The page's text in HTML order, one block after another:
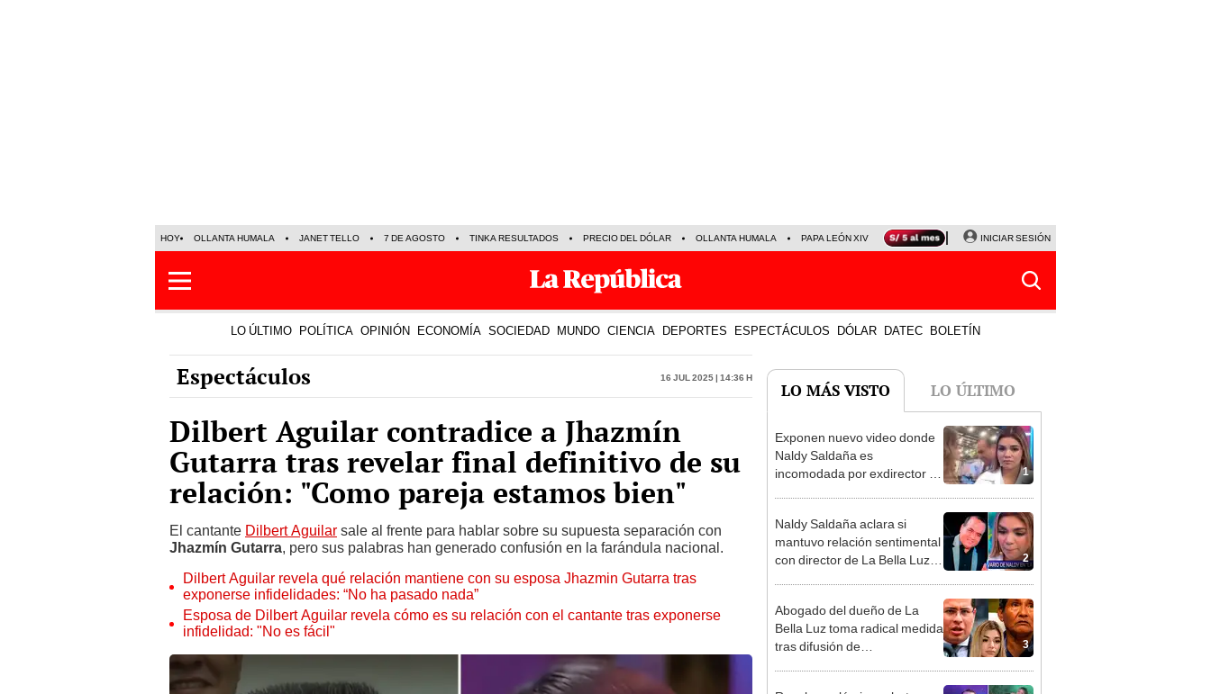
HOY OLLANTA HUMALA JANET TELLO 7 DE AGOSTO TINKA RESULTADOS PRECIO DEL DÓLAR OLLANTA HUMALA PAPA LEÓN XIV NALDY SALDAÑA LA BELLA LUZ
INICIAR SESIÓN
LO ÚLTIMO POLÍTICA OPINIÓN ECONOMÍA SOCIEDAD MUNDO CIENCIA DEPORTES ESPECTÁCULOS DÓLAR DATEC BOLETÍN
Espectáculos 16 Jul 2025 | 14:36 h
Dilbert Aguilar contradice a Jhazmín
Gutarra tras revelar final definitivo de su
relación: "Como pareja estamos bien"
El cantante Dilbert Aguilar sale al frente para hablar sobre su supuesta separación con
Jhazmín Gutarra, pero sus palabras han generado confusión en la farándula nacional.
Dilbert Aguilar revela qué relación mantiene con su esposa Jhazmin Gutarra tras
exponerse infidelidades: “No ha pasado nada”
Esposa de Dilbert Aguilar revela cómo es su relación con el cantante tras exponerse
infidelidad: "No es fácil"
LO MÁS VISTO LO ÚLTIMO
1
Exponen nuevo video donde
Naldy Saldaña es
incomodada por exdirector de
2
Naldy Saldaña aclara si
mantuvo relación sentimental
con director de La Bella Luz
bajo”
3
Abogado del dueño de La
Bella Luz toma radical medida
tras difusión de